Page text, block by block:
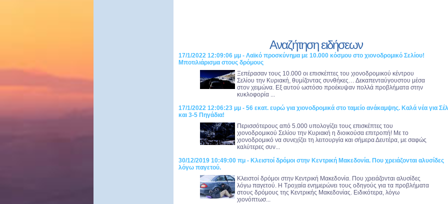
Αναζήτηση ειδήσεων
17/1/2022 12:09:06 μμ - Λαϊκό προσκύνημα με 10.000 κόσμου στο χιονοδρομικό Σελίου!
Μποτιλιάρισμα στους δρόμους
Ξεπέρασαν τους 10.000 οι επισκέπτες του χιονοδρομικού κέντρου
Σελίου την Κυριακή, θυμίζοντας συνθήκες… Δεκαπενταύγουστου μέσα
στον χειμώνα. Εξ αυτού ωστόσο προέκυψαν πολλά προβλήματα στην
κυκλοφορία ...
17/1/2022 12:06:23 μμ - 56 εκατ. ευρώ για χιονοδρομικά στο ταμείο ανάκαμψης. Καλά νέα για
και 3-5 Πηγάδια!
Περισσότερους από 5.000 υπολογίζει τους επισκέπτες του
χιονοδρομικού Σελίου την Κυριακή η διοικούσα επιτροπή! Με το
χιονοδρομικό να συνεχίζει τη λειτουργία και σήμερα Δευτέρα, με σαφώς
καλύτερες συν...
30/12/2019 10:49:00 πμ - Κλειστοί δρόμοι στην Κεντρική Μακεδονία. Που χρειάζονται αλυσίδες
λόγω παγετού.
Κλειστοί δρόμοι στην Κεντρική Μακεδονία. Που χρειάζονται αλυσίδες
λόγω παγετού. Η Τροχαία ενημερώνει τους οδηγούς για τα προβλήματα
στους δρόμους της Κεντρικής Μακεδονίας. Ειδικότερα, λόγω
χιονόπτωσ...